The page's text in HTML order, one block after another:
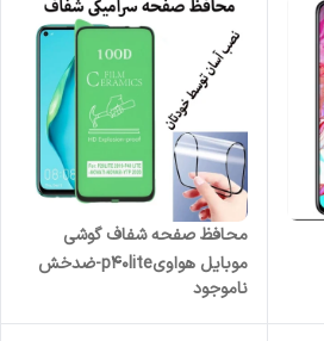
محافظ صفحه شفاف گوشی
موبایل هواویp40lite-ضدخش
nova7i
ناموجود